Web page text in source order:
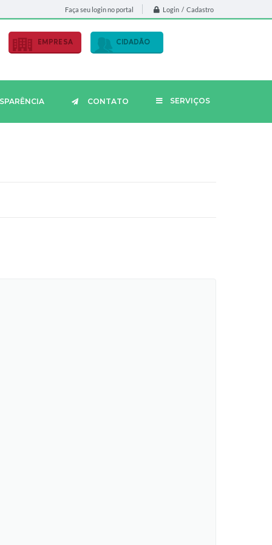
Faça seu login no portal Login / Cadastro
EMPRESA CIDADÃO
CONTATO SERVIÇOS